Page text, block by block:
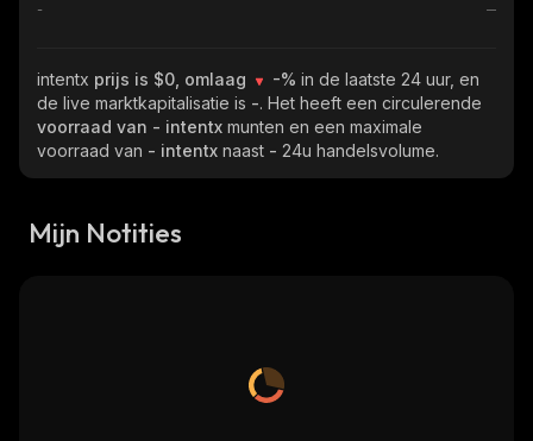
-
intentx prijs is $0, omlaag -% in de laatste 24 uur, en
de live marktkapitalisatie is -. Het heeft een circulerende
voorraad van - intentx munten en een maximale
voorraad van - intentx naast - 24u handelsvolume.
Mijn Notities